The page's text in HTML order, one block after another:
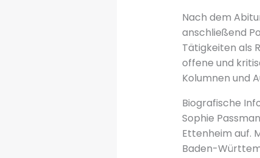
Nach dem
anschließend
Tätigkeiten als
offene und
Kolumnen und
Biografische
Sophie
Ettenheim auf.
Baden-